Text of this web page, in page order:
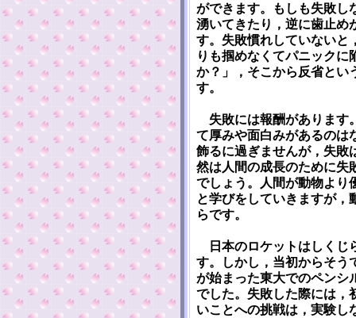
ができます。もしも失敗し
湧いてきたり，逆に歯止め
す。失敗慣れしていないと
りも掴めなくてパニックに
か？」，そこから反省とい
す。
失敗には報酬があります
て厚みや面白みがあるの
飾るに過ぎませんが，失敗
然は人間の成長のために失
でしょう。人間が動物より
と学びをしていきますが，
らです。
日本のロケットはしくじ
す。しかし，当初からそう
が始まった東大でのペンシ
でした。失敗した際には，
いことへの挑戦は，実験し